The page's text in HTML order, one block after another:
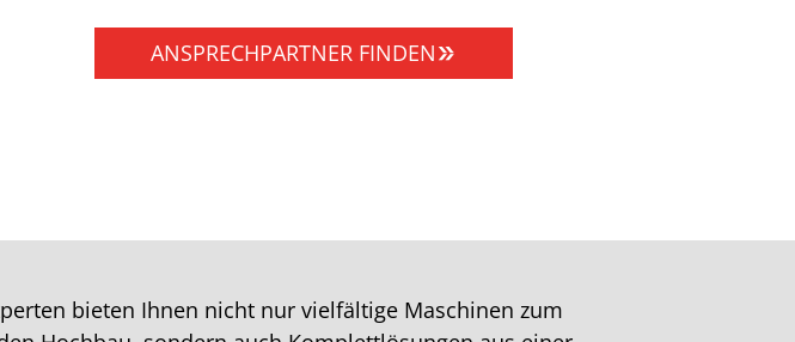
ANSPRECHPARTNER FINDEN
bieten Ihnen nicht nur vielfältige Maschinen zum